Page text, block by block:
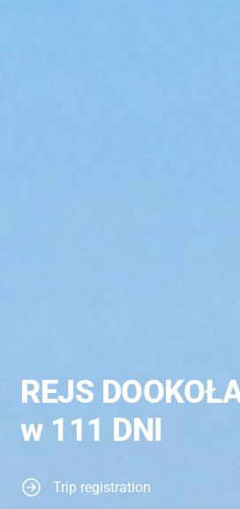
REJS
w 111 DNI
Trip registration